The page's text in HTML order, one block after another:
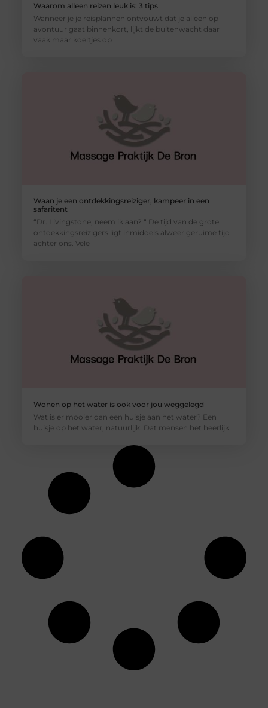
Waarom alleen reizen leuk is: 3 tips
Wanneer je je reisplannen ontvouwt dat je alleen op
avontuur gaat binnenkort, lijkt de buitenwacht daar
vaak maar koeltjes op
Waan je een ontdekkingsreiziger, kampeer in een
safaritent
“Dr. Livingstone, neem ik aan? “ De tijd van de grote
ontdekkingsreizigers ligt inmiddels alweer geruime tijd
achter ons. Vele
Wonen op het water is ook voor jou weggelegd
Wat is er mooier dan een huisje aan het water? Een
huisje op het water, natuurlijk. Dat mensen het heerlijk